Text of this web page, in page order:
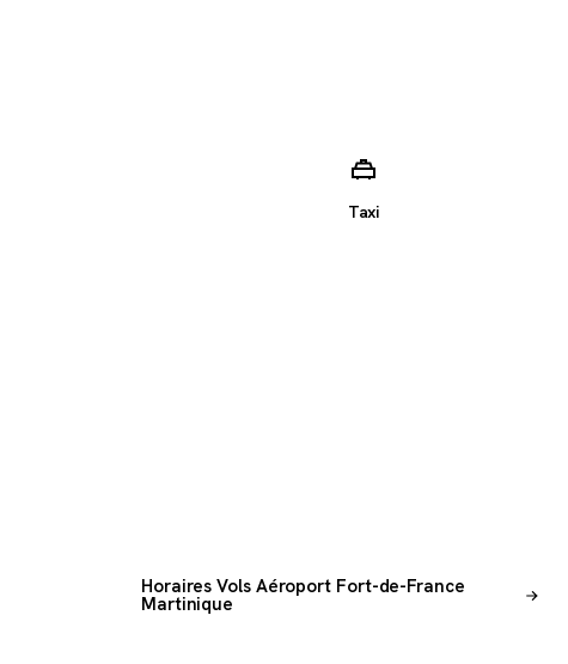
Taxi
Horaires Vols Aéroport Fort-de-France
Martinique